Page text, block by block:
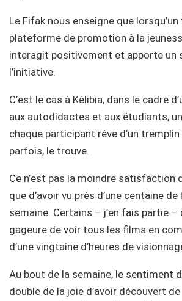
Le Fifak nous enseigne que
plateforme de promotion à la
interagit positivement et apporte un
l’initiative.
C’est le cas à Kélibia, dans le cadre
aux autodidactes et aux étudiants,
chaque participant rêve d’un tremplin
parfois, le trouve.
Ce n’est pas la moindre satisfaction
que d’avoir vu près d’une centaine
semaine. Certains – j’en fais partie –
gageure de voir tous les films en
d’une vingtaine d’heures de
Au bout de la semaine, le sentiment
double de la joie d’avoir découvert